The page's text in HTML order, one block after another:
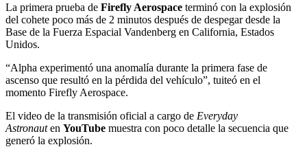
La primera prueba de Firefly Aerospace terminó con la explosión
del cohete poco más de 2 minutos después de despegar desde la
Base de la Fuerza Espacial Vandenberg en California, Estados
Unidos.
“Alpha experimentó una anomalía durante la primera fase de
ascenso que resultó en la pérdida del vehículo”, tuiteó en el
momento Firefly Aerospace.
El video de la transmisión oficial a cargo de Everyday
Astronauten YouTube muestra con poco detalle la secuencia que
generó la explosión.